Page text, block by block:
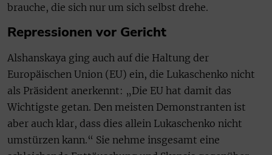
brauche, die sich nur um sich selbst drehe.
Repressionen vor Gericht
Alshanskaya ging auch auf die Haltung der
Europäischen Union (EU) ein, die Lukaschenko nicht
als Präsident anerkennt: „Die EU hat damit das
Wichtigste getan. Den meisten Demonstranten ist
aber auch klar, dass dies allein Lukaschenko nicht
umstürzen kann.“ Sie nehme insgesamt eine